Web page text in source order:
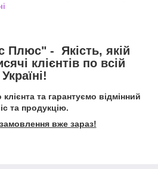
Плюс" - Якість, якій
клієнтів по всій
Україні!
та гарантуємо відмінний
та продукцію.
вже зараз!